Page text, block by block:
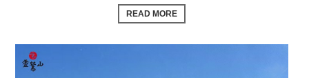
READ MORE